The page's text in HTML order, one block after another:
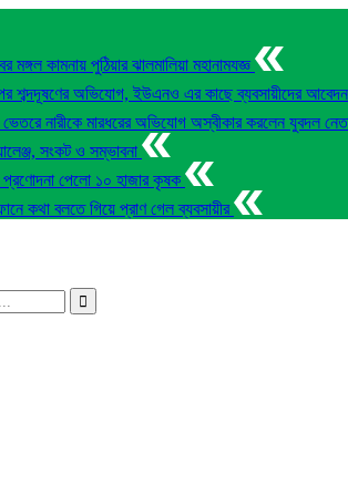
মঙ্গল কামনায় পুঠিয়ার ঝালমালিয়া মহানামযজ্ঞ
শব্দদূষণের অভিযোগ, ইউএনও এর কাছে ব্যবসায়ীদের
ভেতরে নারীকে মারধরের অভিযোগ অস্বীকার করলেন যুবদল
সংকট ও সম্ভাবনা
পেলো ১০ হাজার কৃষক
কথা বলতে গিয়ে প্রাণ গেল ব্যবসায়ীর